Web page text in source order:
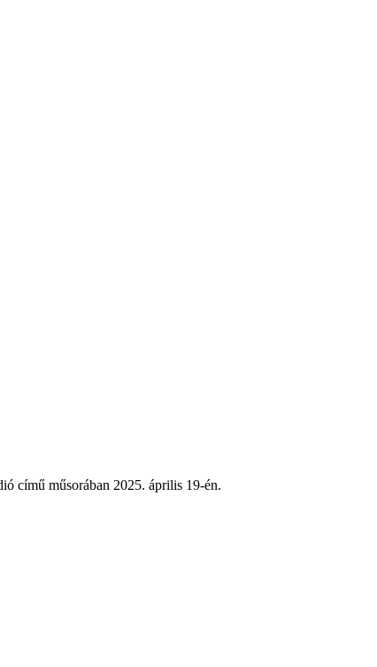
című műsorában 2025. április 19-én.